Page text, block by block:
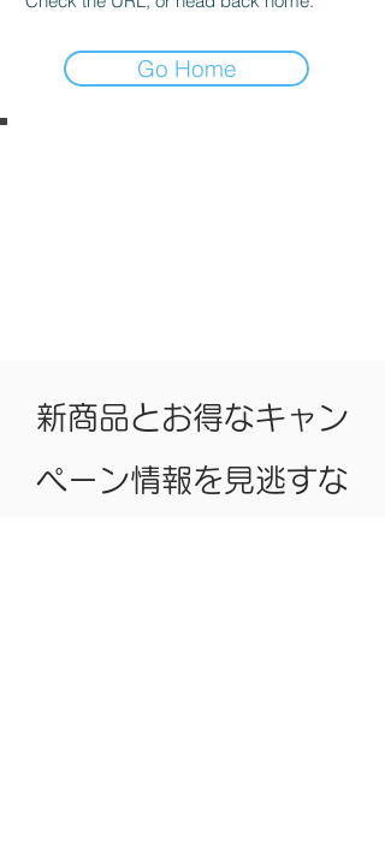
Go Home
新商品とお得なキャン
ペーン情報を見逃すな